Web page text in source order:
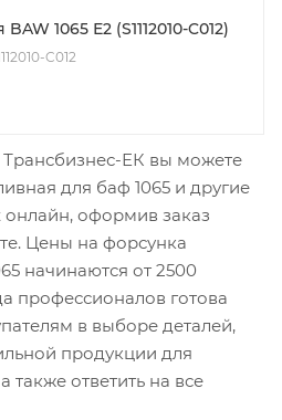
1065 Е2 (S1112010-C012)
C012
Трансбизнес-ЕК вы можете
для баф 1065 и другие
онлайн, оформив заказ
Цены на форсунка
начинаются от 2500
профессионалов готова
в выборе деталей,
продукции для
также ответить на все